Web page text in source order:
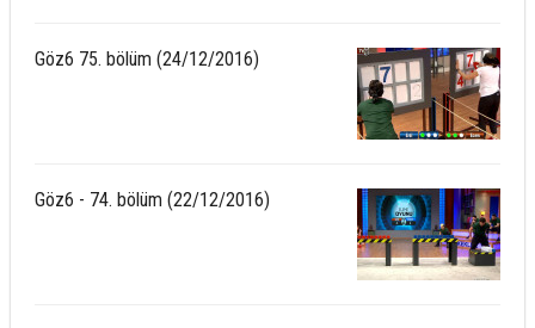
Göz6 75. bölüm (24/12/2016)
Göz6 - 74. bölüm (22/12/2016)